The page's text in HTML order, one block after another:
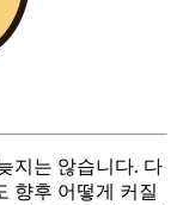
지는 않습니다. 다
향후 어떻게 커질